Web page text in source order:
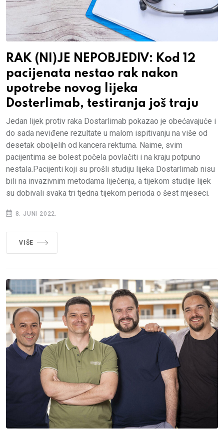
RAK (NI)JE NEPOBJEDIV: Kod 12
pacijenata nestao rak nakon
upotrebe novog lijeka
Dosterlimab, testiranja još traju
Jedan lijek protiv raka Dostarlimab pokazao je obećavajuće i
do sada neviđene rezultate u malom ispitivanju na više od
desetak oboljelih od kancera rektuma. Naime, svim
pacijentima se bolest počela povlačiti i na kraju potpuno
nestala.Pacijenti koji su prošli studiju lijeka Dostarlimab nisu
bili na invazivnim metodama liječenja, a tijekom studije lijek
su dobivali svaka tri tjedna tijekom perioda o šest mjeseci.
8. JUNI 2022.
VIŠE